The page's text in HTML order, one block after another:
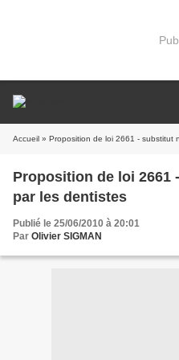
Accueil » Proposition de loi 2661 - substitut
Proposition de loi
par les dentistes
Publié le 25/06/2010 à 20:01
Par Olivier SIGMAN